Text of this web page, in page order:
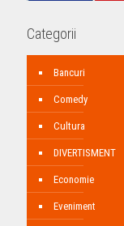
Categorii
Bancuri
Comedy
Cultura
DIVERTISMENT
Economie
Eveniment